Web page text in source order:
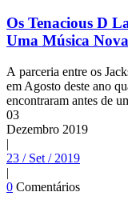
Os Tenacious D
Uma Música
A parceria entre os
em Agosto deste ano
encontraram antes de
03
Dezembro 2019
|
23 / Set / 2019
|
0 Comentários